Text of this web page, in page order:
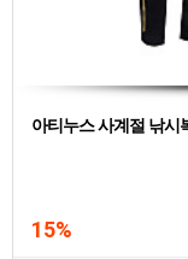
아티누스 사계절 낚시
15%